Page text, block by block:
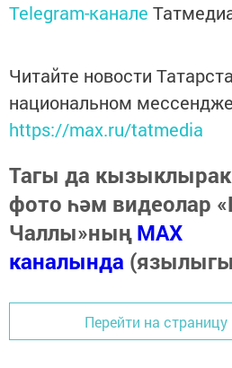
Telegram-канале
Читайте новости
национальном
https://max.ru/tatmedia
Тагы да
фото һәм видеолар
Чаллы»ныңMAX
каналында
Перейти на страницу